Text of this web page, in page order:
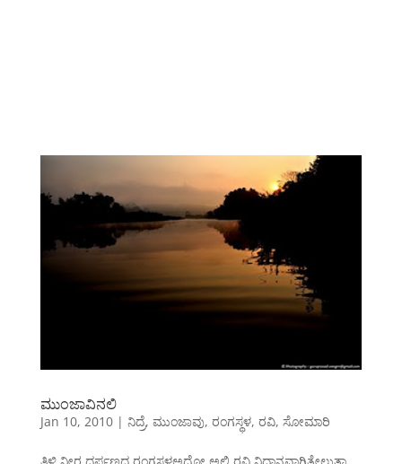
ಮುಂಜಾವಿನಲಿ
Jan 10, 2010| ನಿದ್ರೆ, ಮುಂಜಾವು, ರಂಗಸ್ಥಳ, ರವಿ, ಸೋಮಾರಿ